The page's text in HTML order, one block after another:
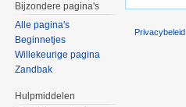
Bijzondere pagina's
Alle pagina's
Beginnetjes
Willekeurige pagina
Zandbak
Hulpmiddelen
Privacybeleid